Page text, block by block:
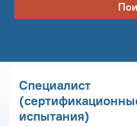
Специалист
испытания)